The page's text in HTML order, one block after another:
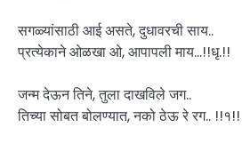
सगळ्यांसाठी आई असते, दुधावरची साय..
प्रत्येकाने ओळखा ओ, आपापली माय…!!धृ.!!
जन्म देऊन तिने, तुला दाखविले जग..
तिच्या सोबत बोलण्यात, नको ठेऊ रे रग.. !!१!!